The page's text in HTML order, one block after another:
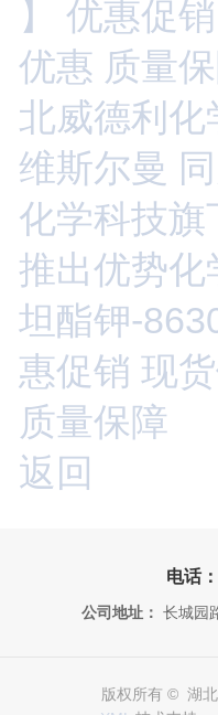
】 优惠促
优惠 质量
北威德利化
维斯尔曼
化学科技旗
推出优势化
坦酯钾-
惠促销 现
质量保障
返回
电话
公司地址： 长城园
版权所有 © 湖